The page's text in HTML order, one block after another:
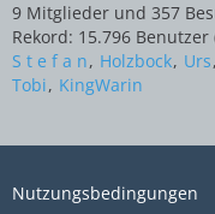
9 Mitglieder und 357
Rekord: 15.796 Benutzer
S t e f a n
Holzbock Urs
Tobi
KingWarin
Nutzungsbedingungen